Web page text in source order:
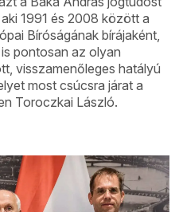
1991 és 2008 között a
Bíróságának bírájaként,
pontosan az olyan
visszamenőleges hatályú
most csúcsra járat a
Toroczkai László.